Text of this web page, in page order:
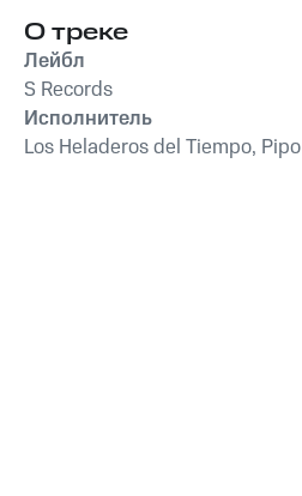
О треке
Лейбл
S Records
Исполнитель
Los Heladeros del Tiempo,